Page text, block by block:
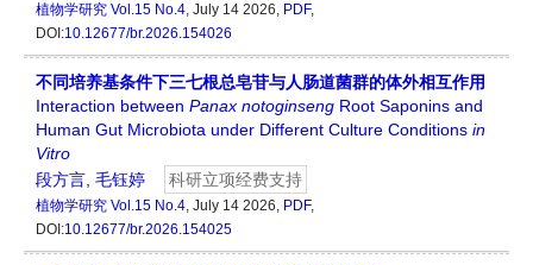
植物学研究 Vol.15 No.4, July 14 2026, PDF,
DOI:10.12677/br.2026.154026
不同培养基条件下三七根总皂苷与人肠道菌群的体外相互作用
Interaction between Panax notoginseng Root Saponins and
Human Gut Microbiota under Different Culture Conditions in
Vitro
段方言 毛钰婷 科研立项经费支持
植物学研究 Vol.15 No.4, July 14 2026, PDF,
DOI:10.12677/br.2026.154025